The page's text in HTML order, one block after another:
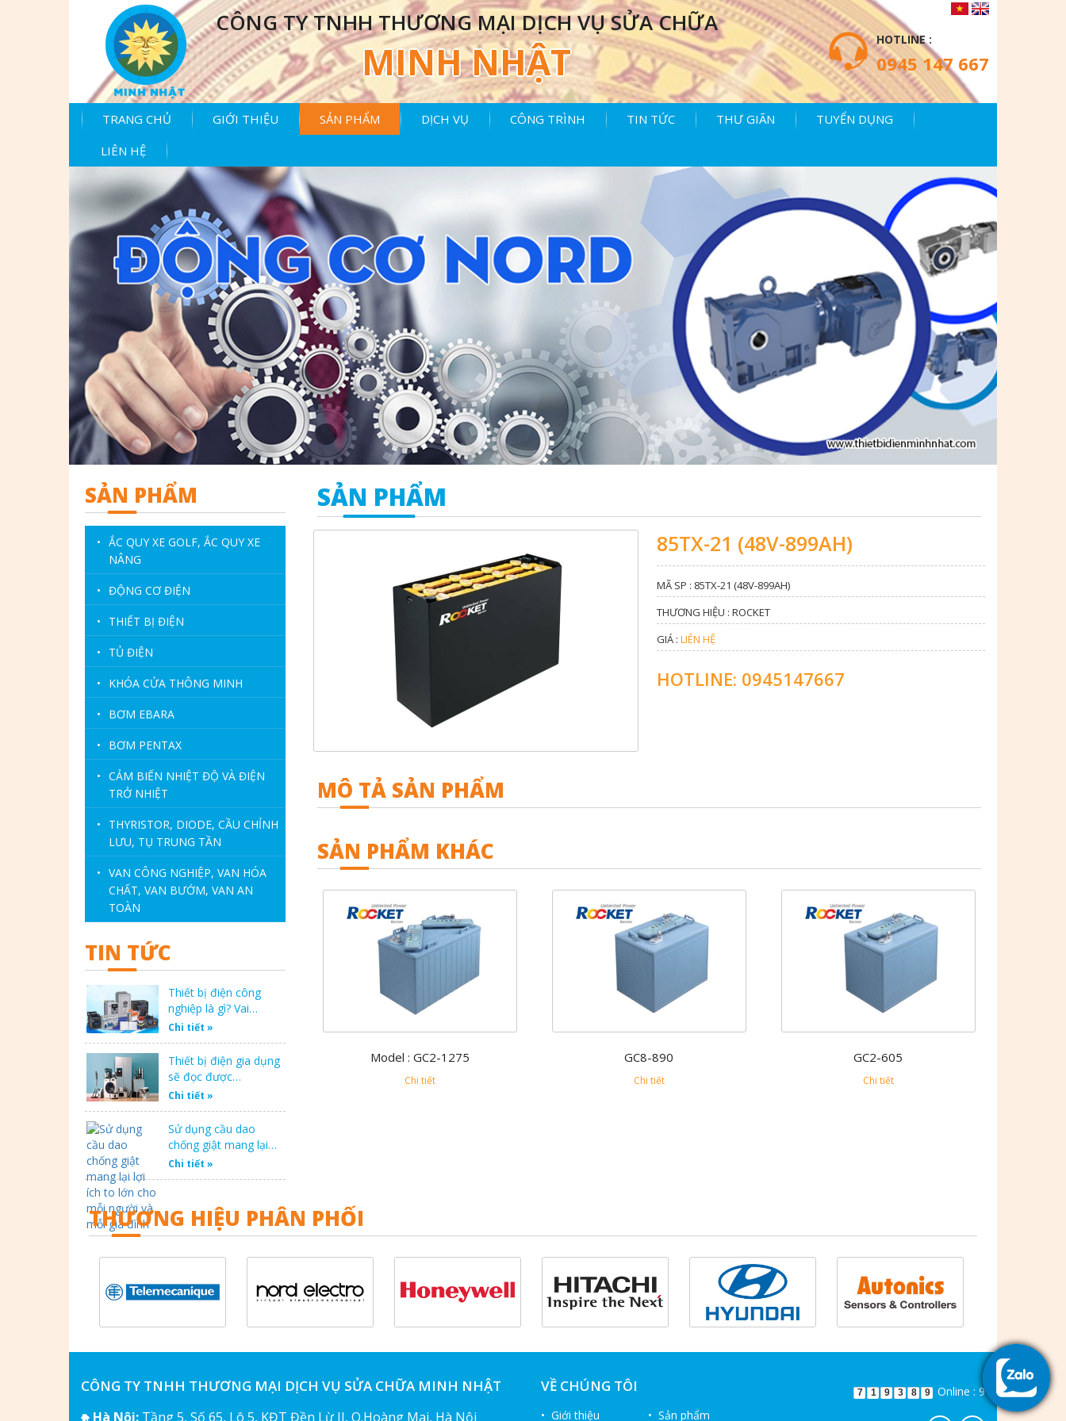
CÔNG TY TNHH THƯƠNG MẠI DỊCH VỤ SỬA CHỮA
MINH NHẬT HOTLINE :
0945 147 667
TRANG CHỦ GIỚI THIỆU SẢN PHẨM DỊCH VỤ CÔNG TRÌNH TIN TỨC THƯ GIÃN
TUYỂN DỤNG
LIÊN HỆ
SẢN PHẨM
• ẮC QUY XE GOLF, ẮC QUY XE
NÂNG
• ĐỘNG CƠ ĐIỆN
• THIẾT BỊ ĐIỆN
• TỦ ĐIỆN
• KHÓA CỬA THÔNG MINH
• BƠM EBARA
• BƠM PENTAX
• CẢM BIẾN NHIỆT ĐỘ VÀ ĐIỆN
TRỞ NHIỆT
•
THYRISTOR, DIODE, CẦU CHỈNH
LƯU, TỤ TRUNG TẦN
• VAN CÔNG NGHIỆP, VAN HÓA
CHẤT, VAN BƯỚM, VAN AN
TOÀN
TIN TỨC
Thiết bị điện công
nghiệp là gì? Vai…
Chi tiết »
Thiết bị điện gia dụng
sẽ đọc được…
Chi tiết »
Sử dụng cầu dao
chống giật mang lại…
Chi tiết »
SẢN PHẨM
85TX-21 (48V-899AH)
MÃ SP : 85TX-21 (48V-899AH)
THƯƠNG HIỆU : ROCKET
GIÁ :LIÊN HỆ
HOTLINE: 0945147667
MÔ TẢ SẢN PHẨM
SẢN PHẨM KHÁC
Model : GC2-1275
Chi tiết
GC8-890
Chi tiết
GC2-605
Chi tiết
THƯƠNG HIỆU PHÂN PHỐI
CÔNG TY TNHH THƯƠNG MẠI DỊCH VỤ SỬA CHỮA MINH NHẬT
Hà Nội: Tầng 5, Số 65, Lô 5, KĐT Đền Lừ II, Q.Hoàng Mai, Hà Nội
VỀ CHÚNG TÔI
• Giới thiệu • Sản phẩm
7 1 9 3 8 9 Online : 9